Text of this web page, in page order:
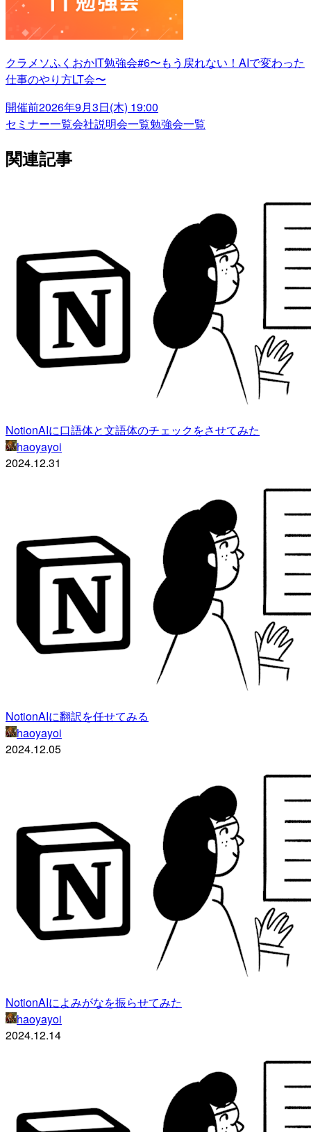
クラメソふくおかIT勉強会#6〜もう戻れない！AIで変わった
仕事のやり方LT会〜
開催前2026年9月3日(木) 19:00
セミナー一覧会社説明会一覧勉強会一覧
関連記事
NotionAIに口語体と文語体のチェックをさせてみた
haoyayoi
2024.12.31
NotionAIに翻訳を任せてみる
haoyayoi
2024.12.05
NotionAIによみがなを振らせてみた
haoyayoi
2024.12.14